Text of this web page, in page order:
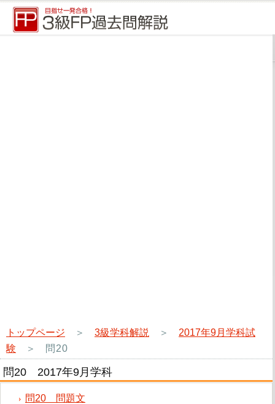
トップページ ＞ 3級学科解説 ＞ 2017年9月学科試
験 ＞ 問20
問20 2017年9月学科
問20 問題文